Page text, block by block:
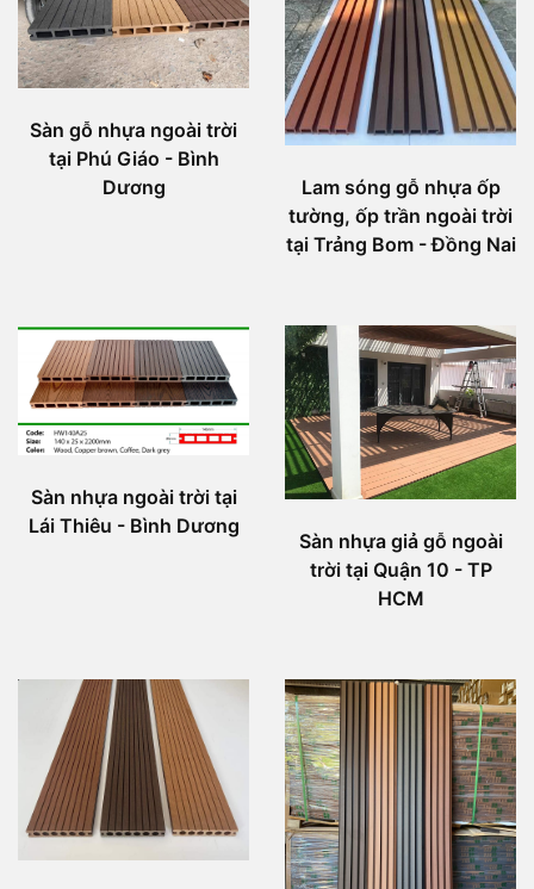
Sàn gỗ nhựa ngoài trời
tại Phú Giáo - Bình
Dương
Lam sóng gỗ nhựa ốp
tường, ốp trần ngoài trời
tại Trảng Bom - Đồng Nai
Sàn nhựa ngoài trời tại
Lái Thiêu - Bình Dương
Sàn nhựa giả gỗ ngoài
trời tại Quận 10 - TP
HCM